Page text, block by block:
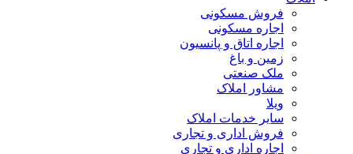
فروش مسکونی
اجاره مسکونی
اجاره اتاق و پانسیون
زمین و باغ
ملک صنعتی
مشاور املاک
ویلا
سایر خدمات املاک
فروش اداری و تجاری
اجاره اداری و تجاری